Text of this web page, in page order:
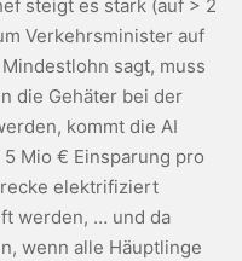
steigt es stark (auf > 2
Verkehrsminister auf
sagt, muss
die Gehäter bei der
kommt die AI
Mio € Einsparung pro
elektrifiziert
werden, … und da
wenn alle Häuptlinge